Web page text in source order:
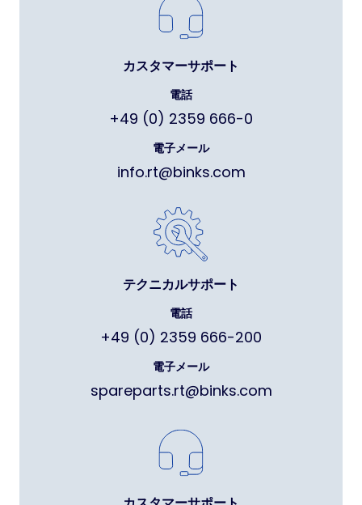
カスタマーサポート
電話
+49 (0) 2359 666-0
電子メール
info.rt@binks.com
テクニカルサポート
電話
+49 (0) 2359 666-200
電子メール
spareparts.rt@binks.com